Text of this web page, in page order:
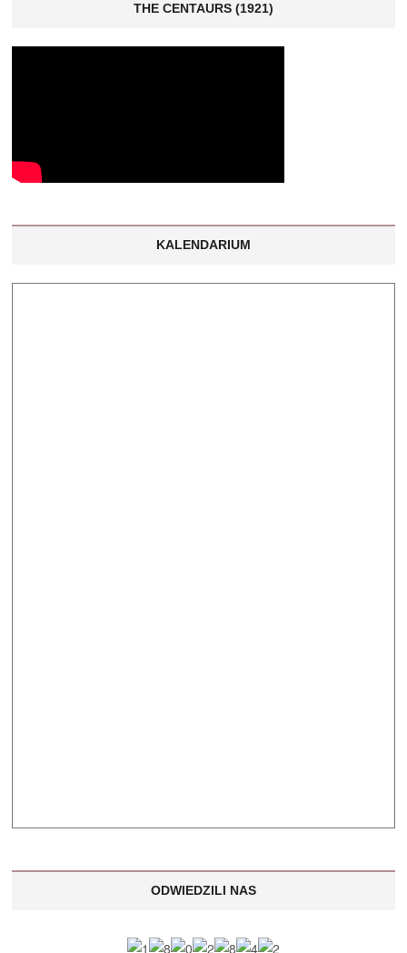
THE CENTAURS (1921)
KALENDARIUM
ODWIEDZILI NAS